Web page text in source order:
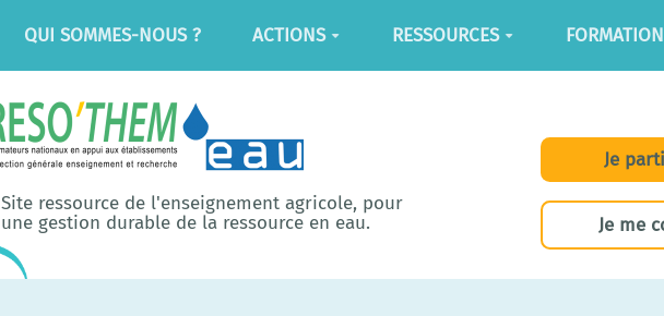
QUI SOMMES-NOUS ? ACTIONS RESSOURCES
Site ressource de l'enseignement agricole, pour
une gestion durable de la ressource en eau.
Je
Je me